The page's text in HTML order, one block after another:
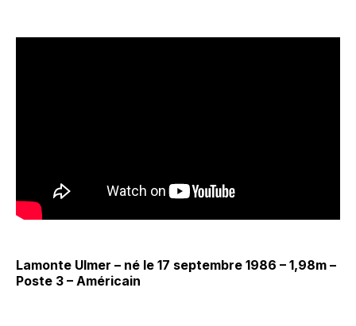
Lamonte Ulmer – né le 17 septembre 1986 – 1,98m –
Poste 3 – Américain